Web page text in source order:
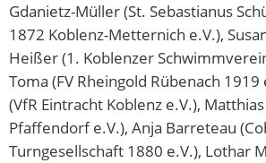
Gdanietz-Müller (St. Sebastianus
1872 Koblenz-Metternich e.V.),
Heißer (1. Koblenzer
Toma (FV Rheingold Rübenach 1919
(VfR Eintracht Koblenz e.V.),
Pfaffendorf e.V.), Anja Barreteau
Turngesellschaft 1880 e.V.), Lothar